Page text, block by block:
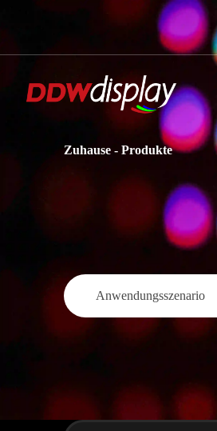
Zuhause - Produkte
Anwendungsszenario